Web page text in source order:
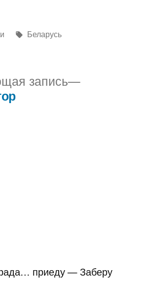
Метки:
Беларусь
запись
Следующая
приеду — Заберу